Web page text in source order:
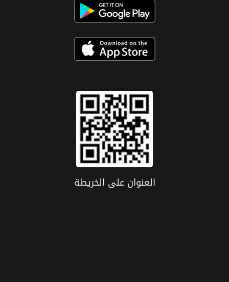
العنوان علی الخریطة